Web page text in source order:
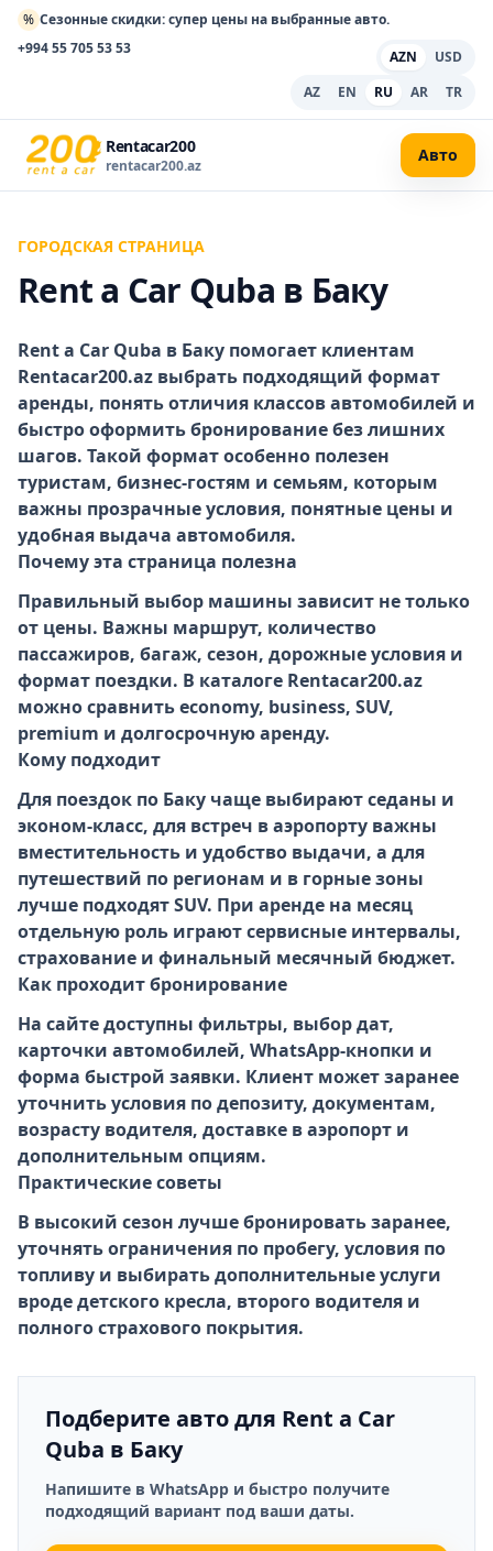
% Сезонные скидки: супер цены на выбранные авто.
+994 55 705 53 53
AZN
USD
AZ
EN RU AR TR
Rentacar200
rentacar200.az
Авто
ГОРОДСКАЯ СТРАНИЦА
Rent a Car Quba в Баку
Rent a Car Quba в Баку помогает клиентам
Rentacar200.az выбрать подходящий формат
аренды, понять отличия классов автомобилей и
быстро оформить бронирование без лишних
шагов. Такой формат особенно полезен
туристам, бизнес-гостям и семьям, которым
важны прозрачные условия, понятные цены и
удобная выдача автомобиля.
Почему эта страница полезна
Правильный выбор машины зависит не только
от цены. Важны маршрут, количество
пассажиров, багаж, сезон, дорожные условия и
формат поездки. В каталоге Rentacar200.az
можно сравнить economy, business, SUV,
premium и долгосрочную аренду.
Кому подходит
Для поездок по Баку чаще выбирают седаны и
эконом-класс, для встреч в аэропорту важны
вместительность и удобство выдачи, а для
путешествий по регионам и в горные зоны
лучше подходят SUV. При аренде на месяц
отдельную роль играют сервисные интервалы,
страхование и финальный месячный бюджет.
Как проходит бронирование
На сайте доступны фильтры, выбор дат,
карточки автомобилей, WhatsApp-кнопки и
форма быстрой заявки. Клиент может заранее
уточнить условия по депозиту, документам,
возрасту водителя, доставке в аэропорт и
дополнительным опциям.
Практические советы
В высокий сезон лучше бронировать заранее,
уточнять ограничения по пробегу, условия по
топливу и выбирать дополнительные услуги
вроде детского кресла, второго водителя и
полного страхового покрытия.
Подберите авто для Rent a Car
Quba в Баку
Напишите в WhatsApp и быстро получите
подходящий вариант под ваши даты.